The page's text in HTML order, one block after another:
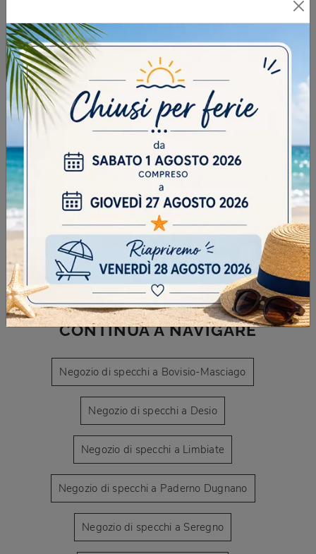
SFOGLIA I NOSTRI CATALOGHI
CONTINUA A NAVIGARE
Negozio di specchi a Bovisio-Masciago
Negozio di specchi a Desio
Negozio di specchi a Limbiate
Negozio di specchi a Paderno Dugnano
Negozio di specchi a Seregno